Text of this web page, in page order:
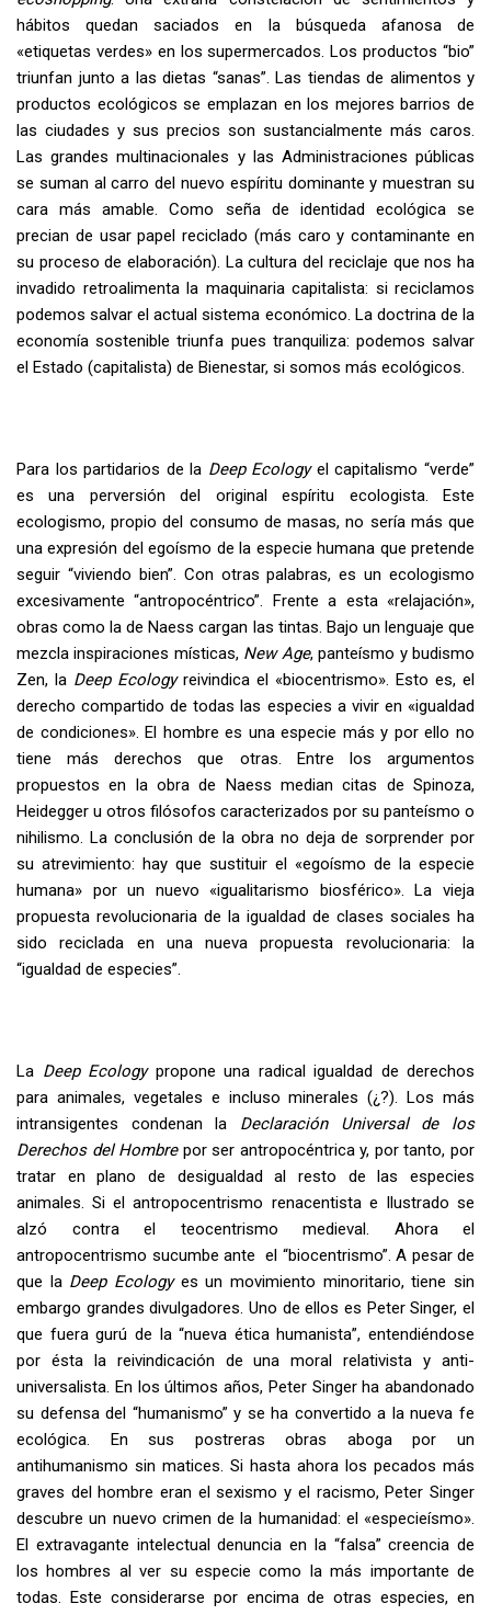
hábitos quedan saciados en la búsqueda afanosa de
«etiquetas verdes» en los supermercados. Los productos “bio”
triunfan junto a las dietas “sanas”. Las tiendas de alimentos y
productos ecológicos se emplazan en los mejores barrios de
las ciudades y sus precios son sustancialmente más caros.
Las grandes multinacionales y las Administraciones públicas
se suman al carro del nuevo espíritu dominante y muestran su
cara más amable. Como seña de identidad ecológica se
precian de usar papel reciclado (más caro y contaminante en
su proceso de elaboración). La cultura del reciclaje que nos ha
invadido retroalimenta la maquinaria capitalista: si reciclamos
podemos salvar el actual sistema económico. La doctrina de la
economía sostenible triunfa pues tranquiliza: podemos salvar
el Estado (capitalista) de Bienestar, si somos más ecológicos.
Para los partidarios de la Deep Ecologyel capitalismo “verde”
es una perversión del original espíritu ecologista. Este
ecologismo, propio del consumo de masas, no sería más que
una expresión del egoísmo de la especie humana que pretende
seguir “viviendo bien”. Con otras palabras, es un ecologismo
excesivamente “antropocéntrico”. Frente a esta «relajación»,
obras como la de Naess cargan las tintas. Bajo un lenguaje que
mezcla inspiraciones místicas, New Age, panteísmo y budismo
Zen, la Deep Ecologyreivindica el «biocentrismo». Esto es, el
derecho compartido de todas las especies a vivir en «igualdad
de condiciones». El hombre es una especie más y por ello no
tiene más derechos que otras. Entre los argumentos
propuestos en la obra de Naess median citas de Spinoza,
Heidegger u otros filósofos caracterizados por su panteísmo o
nihilismo. La conclusión de la obra no deja de sorprender por
su atrevimiento: hay que sustituir el «egoísmo de la especie
humana» por un nuevo «igualitarismo biosférico». La vieja
propuesta revolucionaria de la igualdad de clases sociales ha
sido reciclada en una nueva propuesta revolucionaria: la
“igualdad de especies”.
La Deep Ecologypropone una radical igualdad de derechos
para animales, vegetales e incluso minerales (¿?). Los más
intransigentes condenan la Declaración Universalde los
Derechos del Hombrepor ser antropocéntrica y, por tanto, por
tratar en plano de desigualdad al resto de las especies
animales. Si el antropocentrismo renacentista e Ilustrado se
alzó contra el teocentrismo medieval. Ahora el
antropocentrismo sucumbe ante el “biocentrismo”. A pesar de
que la Deep Ecologyes un movimiento minoritario, tiene sin
embargo grandes divulgadores. Uno de ellos es Peter Singer, el
que fuera gurú de la “nueva ética humanista”, entendiéndose
por ésta la reivindicación de una moral relativista y anti-
universalista. En los últimos años, Peter Singer ha abandonado
su defensa del “humanismo” y se ha convertido a la nueva fe
ecológica. En sus postreras obras aboga por un
antihumanismo sin matices. Si hasta ahora los pecados más
graves del hombre eran el sexismo y el racismo, Peter Singer
descubre un nuevo crimen de la humanidad: el «especieísmo».
El extravagante intelectual denuncia en la “falsa” creencia de
los hombres al ver su especie como la más importante de
todas. Este considerarse por encima de otras especies, en